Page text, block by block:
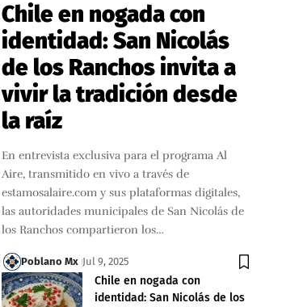
Chile en nogada con
identidad: San Nicolás
de los Ranchos invita a
vivir la tradición desde
la raíz
En entrevista exclusiva para el programa Al
Aire, transmitido en vivo a través de
estamosalaire.com y sus plataformas digitales,
las autoridades municipales de San Nicolás de
los Ranchos compartieron los…
Poblano Mx Jul 9, 2025
Chile en nogada con
identidad: San Nicolás de los